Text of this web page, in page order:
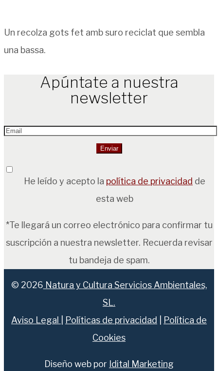
Un recolza gots fet amb suro reciclat que sembla
una bassa.
Apúntate a nuestra
newsletter
He leído y acepto la política de privacidad de
esta web
*Te llegará un correo electrónico para confirmar tu
suscripción a nuestra newsletter. Recuerda revisar
tu bandeja de spam.
© 2026 Natura y Cultura Servicios Ambientales,
SL.
Aviso Legal
Políticas de privacidad
Política de
Cookies
Diseño web por Idital Marketing